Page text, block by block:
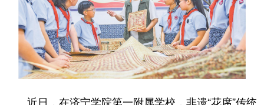
图片 中央文件 金融 汽车
食品 人居 信息化 乡村振兴
溯源中国 城市 旅游 能源
近日，在济宁学院第一附属学校，非遗“花席”传统